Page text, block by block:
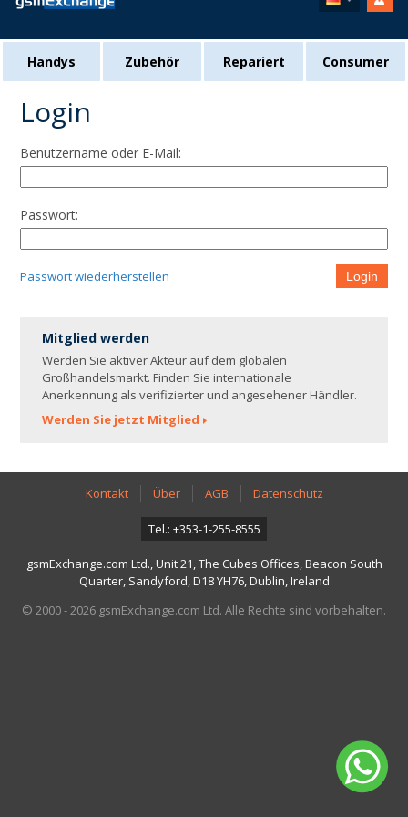
Handys Zubehör Repariert Consumer
Login
Benutzername oder E-Mail:
Passwort:
Passwort wiederherstellen Login
Mitglied werden
Werden Sie aktiver Akteur auf dem globalen
Großhandelsmarkt. Finden Sie internationale
Anerkennung als verifizierter und angesehener Händler.
Werden Sie jetzt Mitglied
Kontakt Über AGB Datenschutz
Tel.: +353-1-255-8555
gsmExchange.com Ltd., Unit 21, The Cubes Offices, Beacon South
Quarter, Sandyford, D18 YH76, Dublin, Ireland
© 2000 - 2026 gsmExchange.com Ltd. Alle Rechte sind vorbehalten.